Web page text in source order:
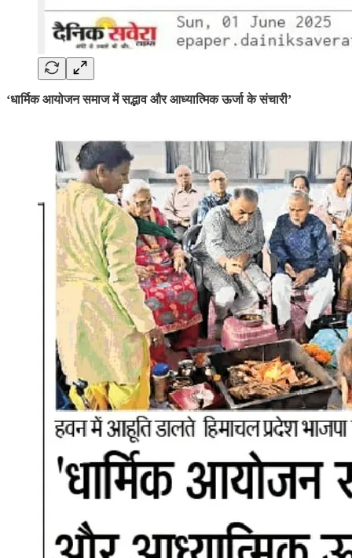
‘धार्मिक आयोजन समाज में सद्भाव और आध्यात्मिक ऊर्जा के संचारी’